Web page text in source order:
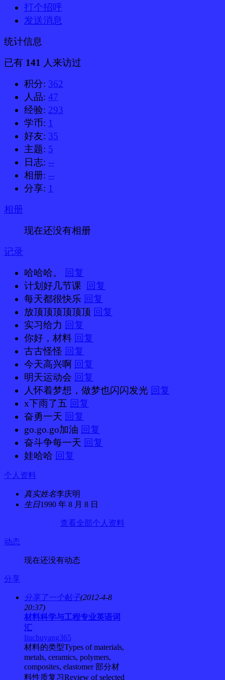
打个招呼
发送消息
统计信息
已有 141 人来访过
积分: 362
人品: 47
经验: 293
学币: 1
好友: 35
主题: 5
日志: --
相册: --
分享: 1
相册
现在还没有相册
记录
哈哈哈。
回复
计划好几节课
回复
每天都很快乐 回复
放顶顶顶顶顶顶 回复
实习给力 回复
你好，材料 回复
古古怪怪 回复
今天高兴啊 回复
明天运动会 回复
人怀着梦想，做梦也闪闪发光 回复
x下雨了五 回复
奋勇一天 回复
go.go.go加油 回复
奋斗争每一天 回复
娃哈哈 回复
个人资料
真实姓名李庆明
生日1990 年 8 月 8 日
查看全部个人资料
动态
现在还没有动态
分享
分享了一个帖子(2012-4-8
20:37)
材料科学与工程专业英语词
汇
liuchuyang365
材料的类型Types of materials,
metals, ceramics, polymers,
composites, elastomer 部分材
料性质复习Review of selected